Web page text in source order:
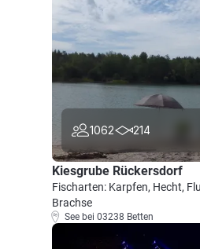
1062 214
Kiesgrube Rückersdorf
Fischarten: Karpfen, Hecht,
Brachse
See bei 03238 Betten